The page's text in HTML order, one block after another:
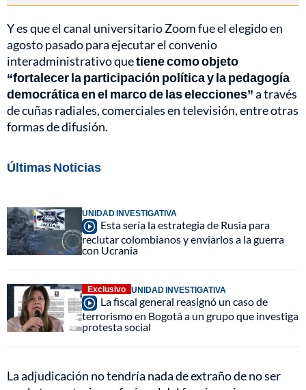
Y es que el canal universitario Zoom fue el elegido en
agosto pasado para ejecutar el convenio
interadministrativo quetiene como objeto
“fortalecer la participación política y la pedagogía
democrática en el marco de las elecciones”a través
de cuñas radiales, comerciales en televisión, entre otras
formas de difusión.
Últimas Noticias
UNIDAD INVESTIGATIVA
Esta sería la estrategia de Rusia para
reclutar colombianos y enviarlos a la guerra
con Ucrania
Exclusivo UNIDAD INVESTIGATIVA
La fiscal general reasignó un caso de
terrorismo en Bogotá a un grupo que investiga
protesta social
La adjudicación no tendría nada de extraño de no ser